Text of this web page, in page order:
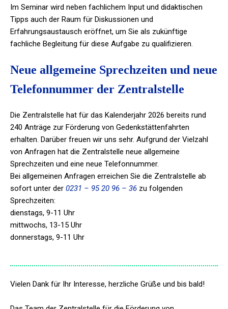
Im Seminar wird neben fachlichem Input und didaktischen
Tipps auch der Raum für Diskussionen und
Erfahrungsaustausch eröffnet, um Sie als zukünftige
fachliche Begleitung für diese Aufgabe zu qualifizieren.
Neue allgemeine Sprechzeiten und neue
Telefonnummer der Zentralstelle
Die Zentralstelle hat für das Kalenderjahr 2026 bereits rund
240 Anträge zur Förderung von Gedenkstättenfahrten
erhalten. Darüber freuen wir uns sehr. Aufgrund der Vielzahl
von Anfragen hat die Zentralstelle neue allgemeine
Sprechzeiten und eine neue Telefonnummer.
Bei allgemeinen Anfragen erreichen Sie die Zentralstelle ab
sofort unter der 0231 – 95 20 96 – 36 zu folgenden
Sprechzeiten:
dienstags, 9-11 Uhr
mittwochs, 13-15 Uhr
donnerstags, 9-11 Uhr
Vielen Dank für Ihr Interesse, herzliche Grüße und bis bald!